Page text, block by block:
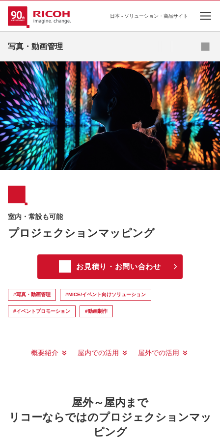
日本 - ソリューション・商品サイト
写真・動画管理
室内・常設も可能
プロジェクションマッピング
お見積り・お問い合わせ
#写真・動画管理 #MICE/イベント向けソリューション
#イベントプロモーション #動画制作
概要紹介 屋内での活用 屋外での活用
屋外～屋内まで
リコーならではのプロジェクションマッ
ピング